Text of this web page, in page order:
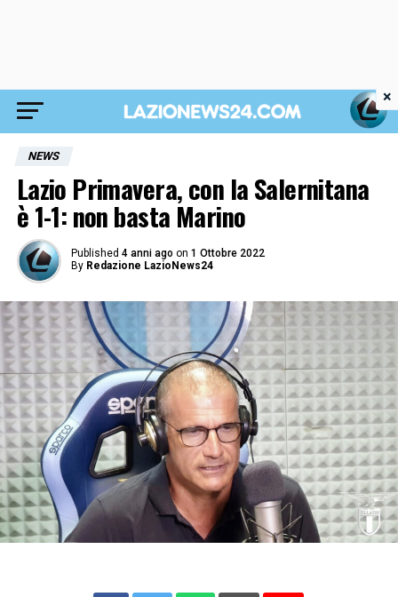
NEWS
Lazio Primavera, con la Salernitana
è 1-1: non basta Marino
Published 4 anni ago on 1 Ottobre 2022
By Redazione LazioNews24
×